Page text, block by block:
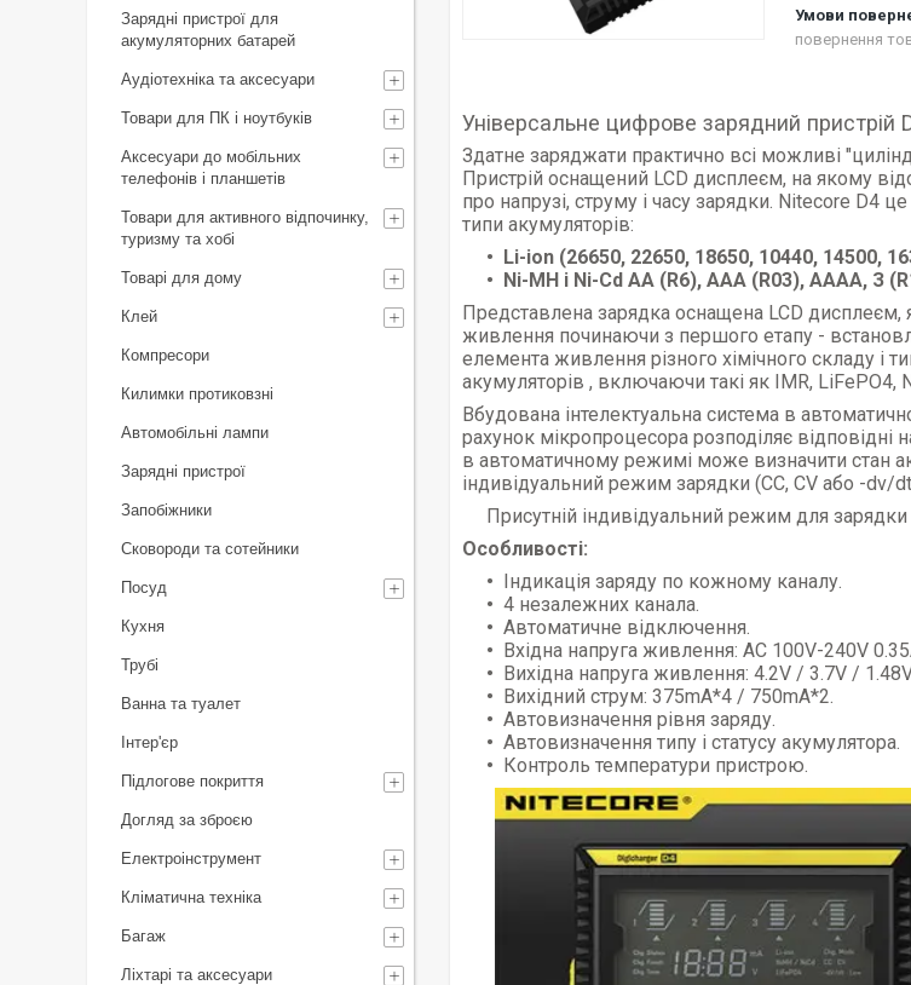
повернення
Універсальне цифрове зарядний пристрій
Здатне заряджати практично всі можливі
Пристрій оснащений LCD дисплеєм, на якому
про напрузі, струму і часу зарядки. Nitecore D4
типи акумуляторів:
Li-ion (26650, 22650, 18650, 10440, 14500,
Ni-MH і Ni-Cd AA (R6), AAA (R03), AAAA, З
Представлена зарядка оснащена LCD
живлення починаючи з першого етапу -
елемента живлення різного хімічного складу
акумуляторів , включаючи такі як IMR, LiFePO4,
Вбудована інтелектуальна система в
рахунок мікропроцесора розподіляє
в автоматичному режимі може визначити стан
індивідуальний режим зарядки (СС, CV або -dv/
Присутній індивідуальний режим для
Особливості:
Індикація заряду по кожному каналу.
4 незалежних канала.
Автоматичне відключення.
Вхідна напруга живлення: AC 100V-240V 0.35
Вихідна напруга живлення: 4.2V / 3.7V / 1.48V
Вихідний струм: 375mA*4 / 750mA*2.
Автовизначення рівня заряду.
Автовизначення типу і статусу акумулятора.
Контроль температури пристрою.
Зарядні пристрої для
акумуляторних батарей
Аудіотехніка та аксесуари
Товари для ПК і ноутбуків
Аксесуари до мобільних
телефонів і планшетів
Товари для активного відпочинку,
туризму та хобі
Товарі для дому
Клей
Компресори
Килимки протиковзні
Автомобільні лампи
Зарядні пристрої
Запобіжники
Сковороди та сотейники
Посуд
Кухня
Трубі
Ванна та туалет
Інтер'єр
Підлогове покриття
Догляд за зброєю
Електроінструмент
Кліматична техніка
Багаж
Ліхтарі та аксесуари